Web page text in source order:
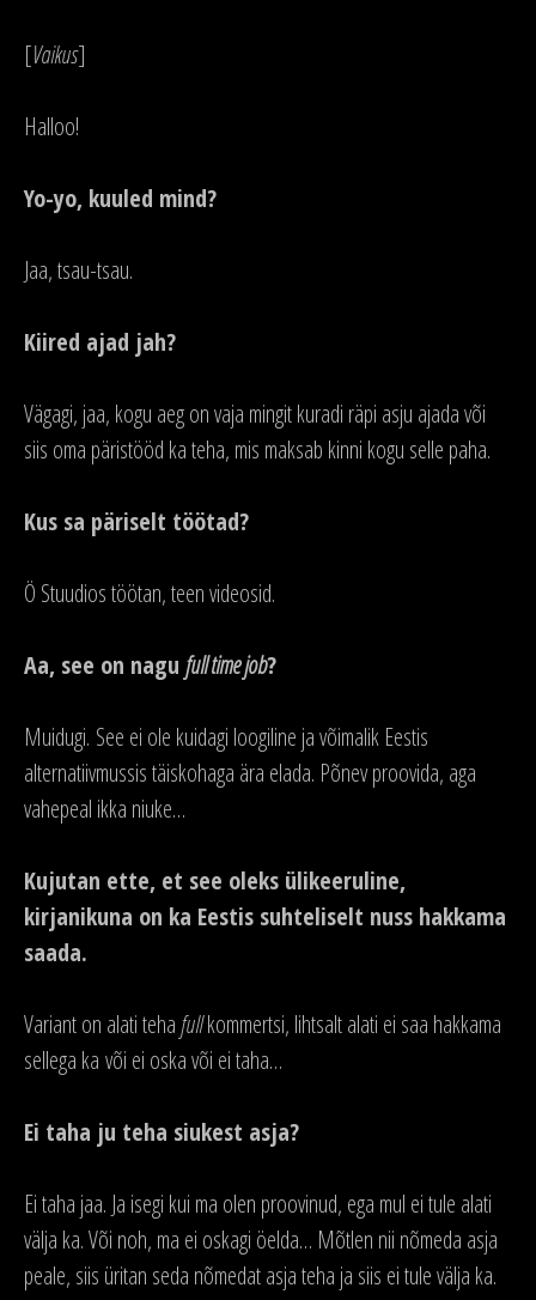
[Vaikus]
Halloo!
Yo-yo, kuuled mind?
Jaa, tsau-tsau.
Kiired ajad jah?
Vägagi, jaa, kogu aeg on vaja mingit kuradi räpi asju ajada või
siis oma päristööd ka teha, mis maksab kinni kogu selle paha.
Kus sa päriselt töötad?
Ö Stuudios töötan, teen videosid.
Aa, see on nagu full time job?
Muidugi. See ei ole kuidagi loogiline ja võimalik Eestis
alternatiivmussis täiskohaga ära elada. Põnev proovida, aga
vahepeal ikka niuke…
Kujutan ette, et see oleks ülikeeruline,
kirjanikuna on ka Eestis suhteliselt nuss hakkama
saada.
Variant on alati tehafullkommertsi, lihtsalt alati ei saa hakkama
sellega ka või ei oska või ei taha…
Ei taha ju teha siukest asja?
Ei taha jaa. Ja isegi kui ma olen proovinud, ega mul ei tule alati
välja ka. Või noh, ma ei oskagi öelda… Mõtlen nii nõmeda asja
peale, siis üritan seda nõmedat asja teha ja siis ei tule välja ka.